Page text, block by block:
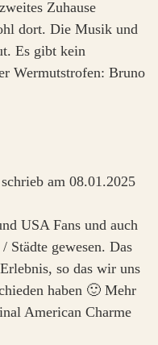
Zuhause
dort. Die Musik und
Es gibt kein
Wermutstrofen: Bruno
schrieb am 08.01.2025
USA Fans und auch
Städte gewesen. Das
so das wir uns
haben 🙂 Mehr
American Charme